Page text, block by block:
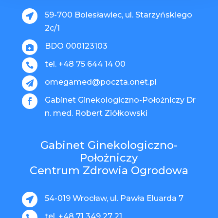

59-700 Bolesławiec, ul. Starzyńskiego
2c/1
 BDO 000123103
 tel. +48 75 644 14 00
 omegamed@poczta.onet.pl

Gabinet Ginekologiczno-Położniczy Dr
n. med. Robert Ziółkowski
Gabinet Ginekologiczno-
Położniczy
Centrum Zdrowia Ogrodowa
 54-019 Wrocław, ul. Pawła Eluarda 7